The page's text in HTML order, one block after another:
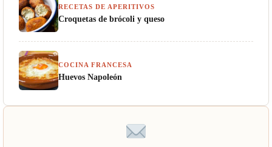
RECETAS DE APERITIVOS
Croquetas de brócoli y queso
COCINA FRANCESA
Huevos Napoleón